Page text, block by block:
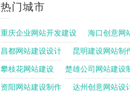
热门城市
重庆企业网站开发建设 海口创意网
昌都网站建设设计 昆明建设网站制
攀枝花网站建设 楚雄公司网站建设
资阳网站建设制作 达州创意网站设